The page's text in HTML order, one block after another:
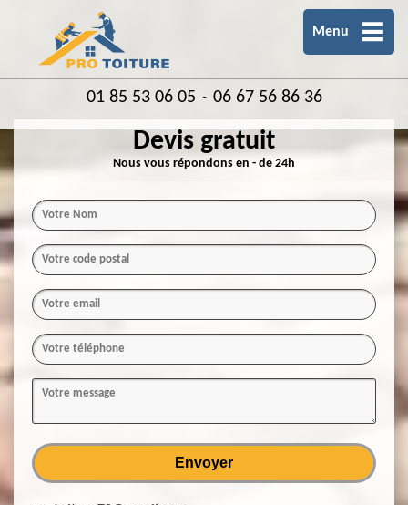
Menu
01 85 53 06 05 - 06 67 56 86 36
Devis gratuit
Nous vous répondons en - de 24h